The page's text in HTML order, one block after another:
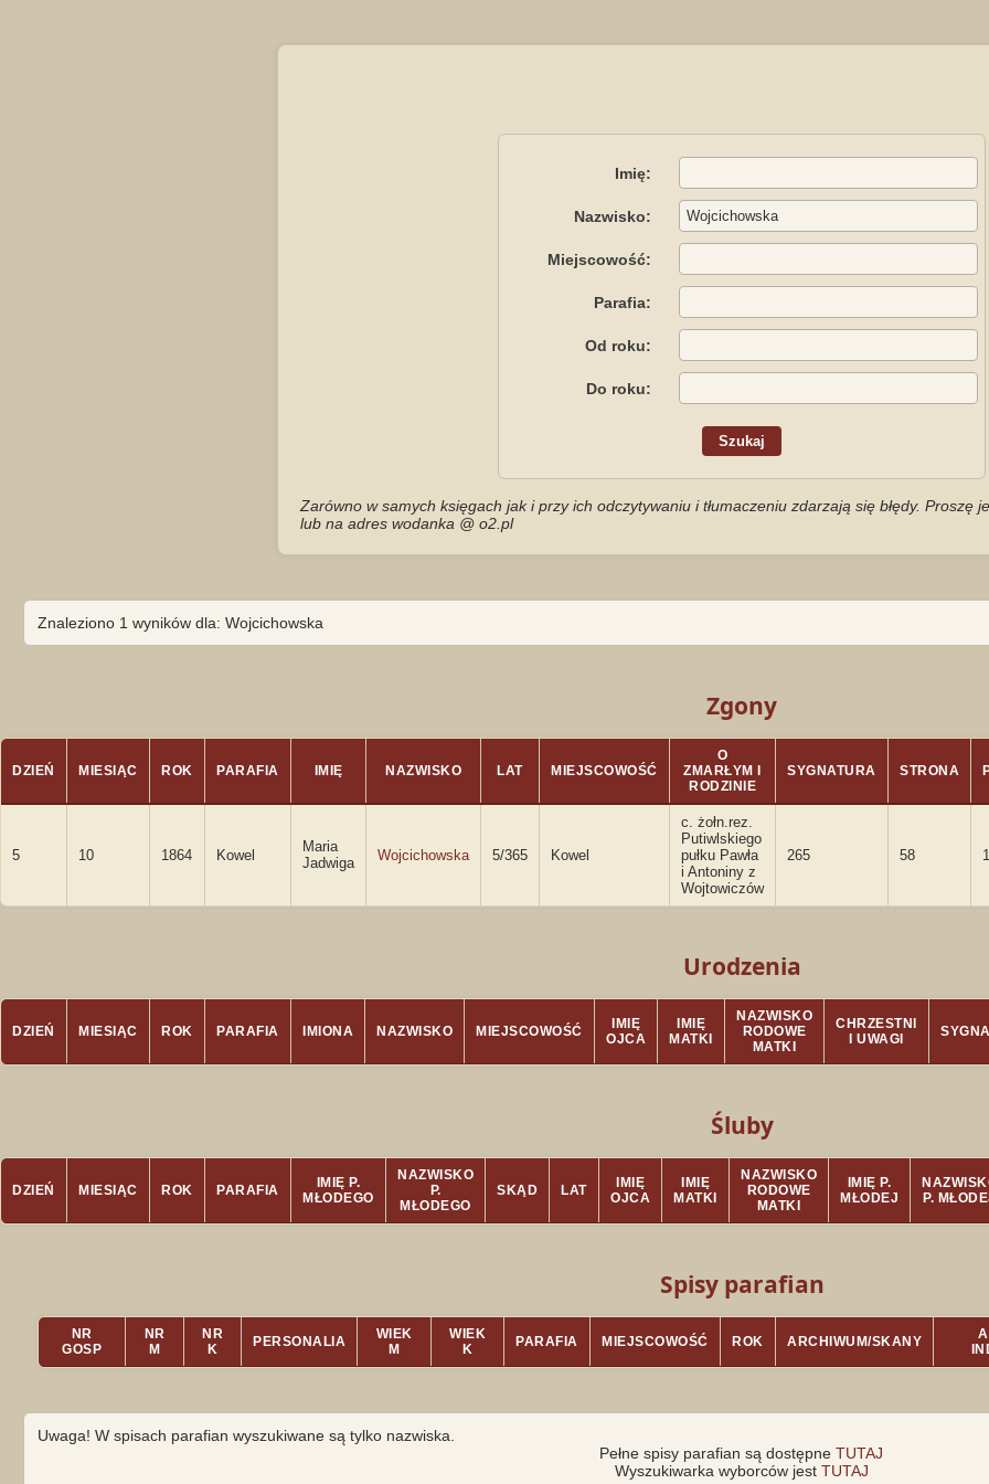
Imię:
Nazwisko:
Miejscowość:
Parafia:
Od roku:
Do roku:
Zarówno w samych księgach jak i przy ich odczytywaniu i tłumaczeniu zdarzają się błędy. Proszę
lub na adres wodanka @ o2.pl
Znaleziono 1 wyników dla: Wojcichowska
Zgony
DZIEŃ MIESIĄC ROK PARAFIA IMIĘ NAZWISKO LAT MIEJSCOWOŚĆ
O
ZMARŁYM I
RODZINIE
SYGNATURA STRONA
5 10 1864 Kowel
Maria
Jadwiga
Wojcichowska 5/365 Kowel
c. żołn.rez.
Putiwlskiego
pułku Pawła
i Antoniny z
Wojtowiczów
265 58
Urodzenia
DZIEŃ MIESIĄC ROK PARAFIA IMIONA NAZWISKO MIEJSCOWOŚĆ
IMIĘ
OJCA
IMIĘ
MATKI
NAZWISKO
RODOWE
MATKI
CHRZESTNI
I UWAGI
Śluby
DZIEŃ MIESIĄC ROK PARAFIA
IMIĘ P.
MŁODEGO
NAZWISKO
P.
MŁODEGO
SKĄD LAT
IMIĘ
OJCA
IMIĘ
MATKI
NAZWISKO
RODOWE
MATKI
IMIĘ P.
MŁODEJ
P.
Spisy parafian
NR
GOSP
NR
M
NR
K
PERSONALIA
WIEK
M
WIEK
K
PARAFIA MIEJSCOWOŚĆ ROK ARCHIWUM/SKANY
Uwaga! W spisach parafian wyszukiwane są tylko nazwiska.
Pełne spisy parafian są dostępneTUTAJ
Wyszukiwarka wyborców jest TUTAJ